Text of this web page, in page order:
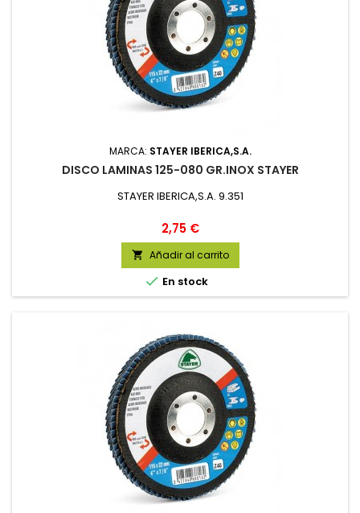
MARCA: STAYER IBERICA,S.A.
DISCO LAMINAS 125-080 GR.INOX STAYER
STAYER IBERICA,S.A. 9.351
Precio
2,75 €
 Añadir al carrito
 En stock